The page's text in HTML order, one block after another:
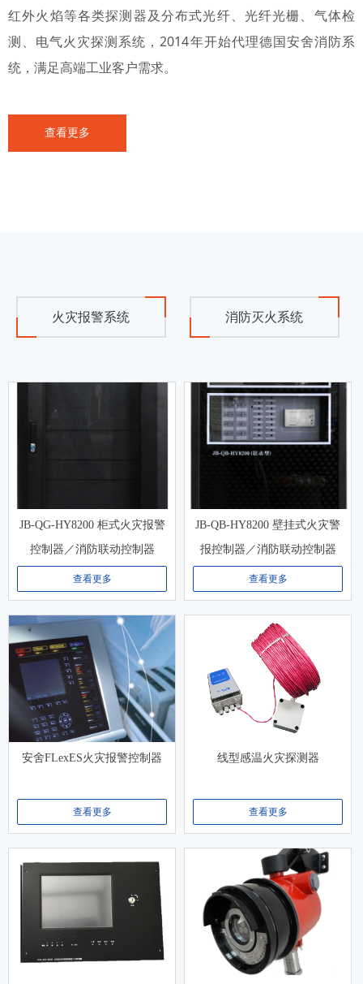
红外火焰等各类探测器及分布式光纤、光纤光栅、气体检
测、电气火灾探测系统，2014年开始代理德国安舍消防系
统，满足高端工业客户需求。
查看更多
JB-QG-HY8200 柜式火灾报警
控制器／消防联动控制器
查看更多
JB-QB-HY8200 壁挂式火灾警
报控制器／消防联动控制器
查看更多
安舍FLexES火灾报警控制器
查看更多
线型感温火灾探测器
查看更多
火灾报警系统 消防灭火系统